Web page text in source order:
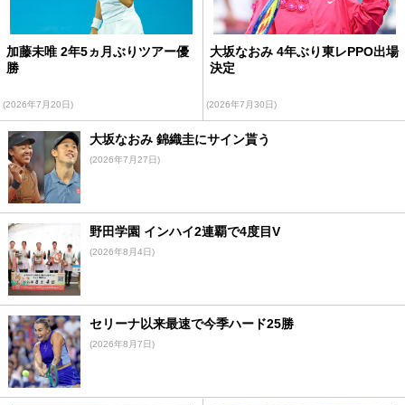
加藤未唯 2年5ヵ月ぶりツアー優
勝
(2026年7月20日)
大坂なおみ 4年ぶり東レPPO出場
決定
(2026年7月30日)
大坂なおみ 錦織圭にサイン貰う
(2026年7月27日)
野田学園 インハイ2連覇で4度目V
(2026年8月4日)
セリーナ以来最速で今季ハード25勝
(2026年8月7日)